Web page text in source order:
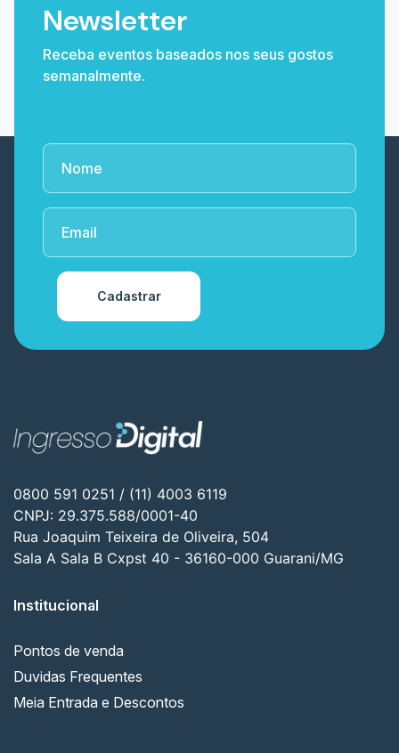
Newsletter
Receba eventos baseados nos seus gostos
semanalmente.
Cadastrar
0800 591 0251 / (11) 4003 6119
CNPJ: 29.375.588/0001-40
Rua Joaquim Teixeira de Oliveira, 504
Sala A Sala B Cxpst 40 - 36160-000 Guarani/MG
Institucional
Pontos de venda
Duvidas Frequentes
Meia Entrada e Descontos